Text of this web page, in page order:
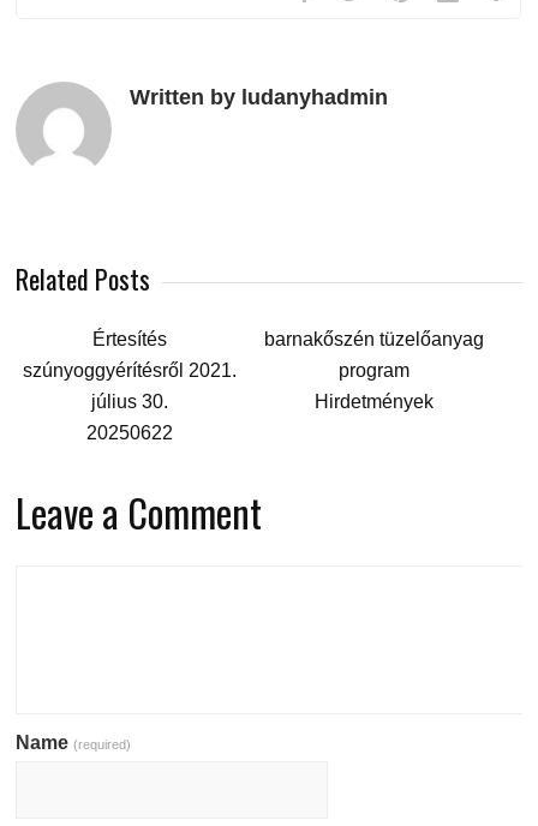
Written by ludanyhadmin
Related Posts
Értesítés
szúnyoggyérítésről 2021.
július 30.
barnakőszén tüzelőanyag
program
Hirdetmények
20250622
Leave a Comment
Name(required)